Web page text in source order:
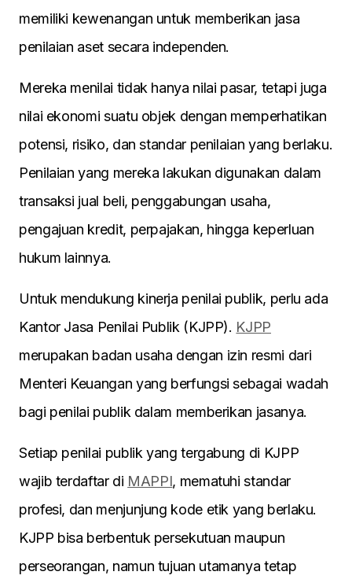
memiliki kewenangan untuk memberikan jasa
penilaian aset secara independen.
Mereka menilai tidak hanya nilai pasar, tetapi juga
nilai ekonomi suatu objek dengan memperhatikan
potensi, risiko, dan standar penilaian yang berlaku.
Penilaian yang mereka lakukan digunakan dalam
transaksi jual beli, penggabungan usaha,
pengajuan kredit, perpajakan, hingga keperluan
hukum lainnya.
Untuk mendukung kinerja penilai publik, perlu ada
Kantor Jasa Penilai Publik (KJPP). KJPP
merupakan badan usaha dengan izin resmi dari
Menteri Keuangan yang berfungsi sebagai wadah
bagi penilai publik dalam memberikan jasanya.
Setiap penilai publik yang tergabung di KJPP
wajib terdaftar di MAPPI, mematuhi standar
profesi, dan menjunjung kode etik yang berlaku.
KJPP bisa berbentuk persekutuan maupun
perseorangan, namun tujuan utamanya tetap